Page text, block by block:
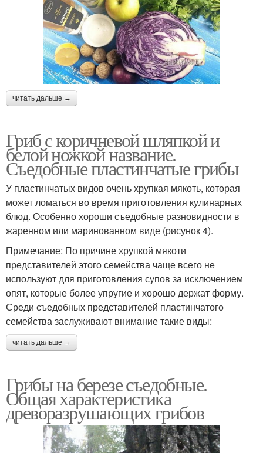
читать дальше →
Гриб с коричневой шляпкой и
белой ножкой название.
Съедобные пластинчатые грибы
У пластинчатых видов очень хрупкая мякоть, которая
может ломаться во время приготовления кулинарных
блюд. Особенно хороши съедобные разновидности в
жаренном или маринованном виде (рисунок 4).
Примечание: По причине хрупкой мякоти
представителей этого семейства чаще всего не
используют для приготовления супов за исключением
опят, которые более упругие и хорошо держат форму.
Среди съедобных представителей пластинчатого
семейства заслуживают внимание такие виды:
читать дальше →
Грибы на березе съедобные.
Общая характеристика
древоразрушающих грибов